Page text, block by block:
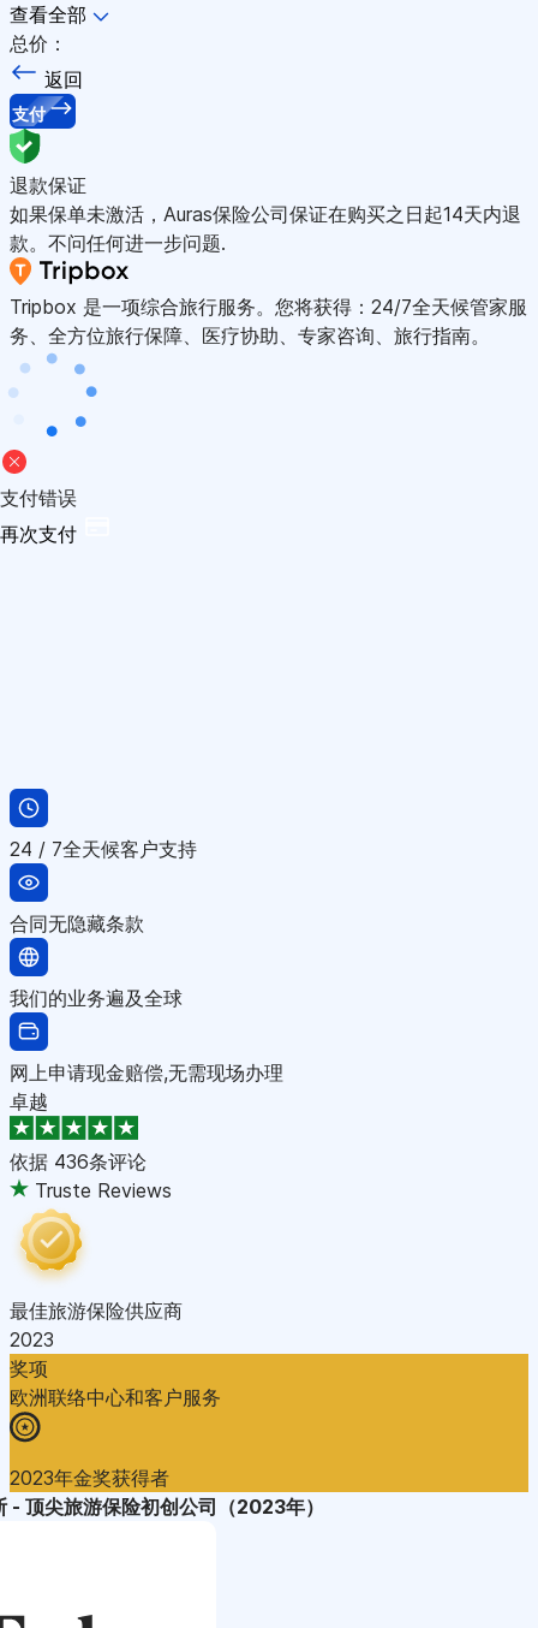
查看全部
总价：
返回
支付
退款保证
如果保单未激活，Auras保险公司保证在购买之日起14天内退
款。不问任何进一步问题.
Tripbox 是一项综合旅行服务。您将获得：24/7全天候管家服
务、全方位旅行保障、医疗协助、专家咨询、旅行指南。
支付错误
再次支付
24 / 7全天候客户支持
合同无隐藏条款
我们的业务遍及全球
网上申请现金赔偿,无需现场办理
卓越
依据 436条评论
Truste Reviews
最佳旅游保险供应商
2023
奖项
欧洲联络中心和客户服务
2023年金奖获得者
- 顶尖旅游保险初创公司（2023年）